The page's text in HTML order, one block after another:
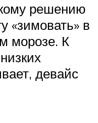
решению
«зимовать» в
морозе. К
девайс